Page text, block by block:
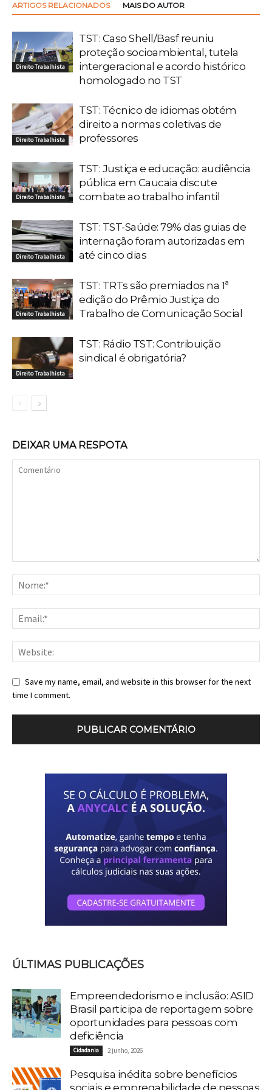
ARTIGOS RELACIONADOS MAIS DO AUTOR
Direito Trabalhista
TST: Caso Shell/Basf reuniu
proteção socioambiental, tutela
intergeracional e acordo histórico
homologado no TST
Direito Trabalhista
TST: Técnico de idiomas obtém
direito a normas coletivas de
professores
Direito Trabalhista
TST: Justiça e educação: audiência
pública em Caucaia discute
combate ao trabalho infantil
Direito Trabalhista
TST: TST-Saúde: 79% das guias de
internação foram autorizadas em
até cinco dias
Direito Trabalhista
TST: TRTs são premiados na 1ª
edição do Prêmio Justiça do
Trabalho de Comunicação Social
Direito Trabalhista
TST: Rádio TST: Contribuição
sindical é obrigatória?
DEIXAR UMA RESPOTA
Save my name, email, and website in this browser for the next
time I comment.
ÚLTIMAS PUBLICAÇÕES
Empreendedorismo e inclusão: ASID
Brasil participa de reportagem sobre
oportunidades para pessoas com
deficiência
Cidadania 2 junho, 2026
Pesquisa inédita sobre benefícios